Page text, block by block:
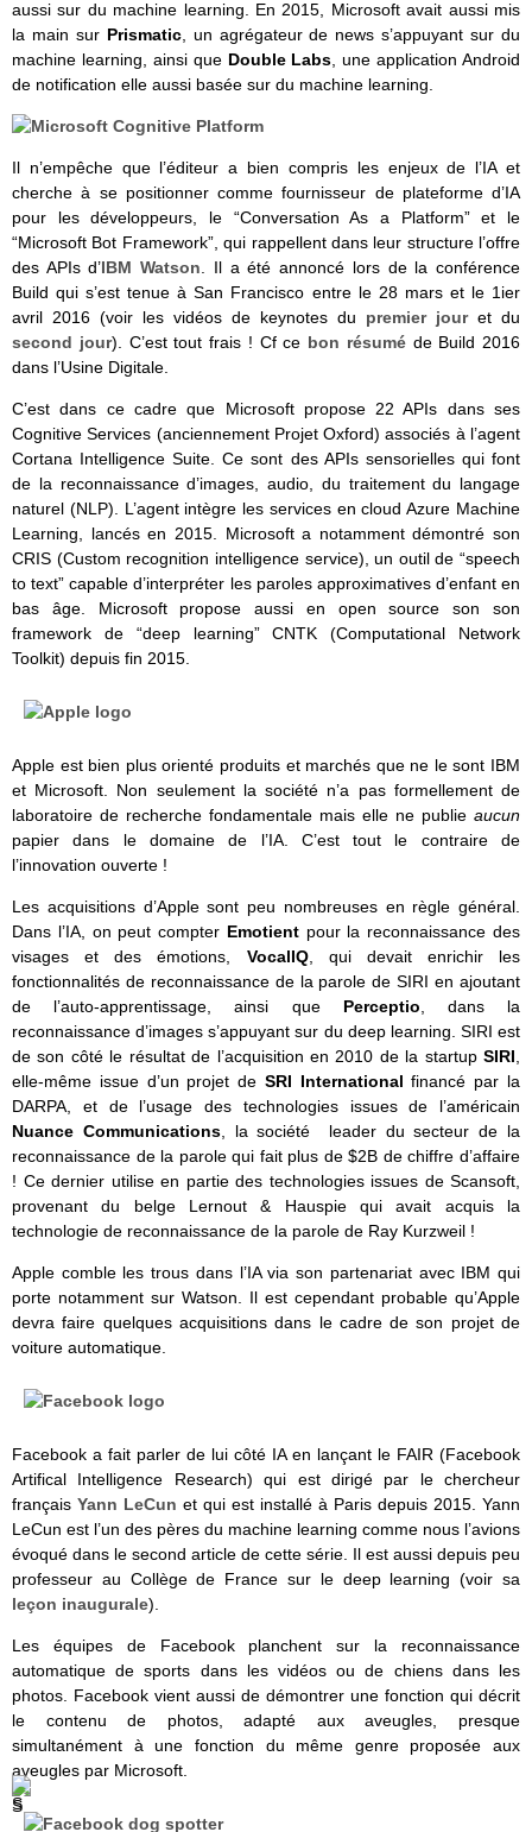
aussi sur du machine learning. En 2015, Microsoft avait aussi mis
la main sur Prismatic, un agrégateur de news s’appuyant sur du
machine learning, ainsi que Double Labs , une application Android
de notification elle aussi basée sur du machine learning.
Il n’empêche que l’éditeur a bien compris les enjeux de l’IA et
cherche à se positionner comme fournisseur de plateforme d’IA
pour les développeurs, le “Conversation As a Platform” et le
“Microsoft Bot Framework”, qui rappellent dans leur structure l’offre
des APIs d’IBM Watson . Il a été annoncé lors de la conférence
Build qui s’est tenue à San Francisco entre le 28 mars et le 1ier
avril 2016 (voir les vidéos de keynotes du premier jouret du
second jour). C’est tout frais ! Cf ce bon résuméde Build 2016
dans l’Usine Digitale.
C’est dans ce cadre que Microsoft propose 22 APIs dans ses
Cognitive Services (anciennement Projet Oxford) associés à l’agent
Cortana Intelligence Suite. Ce sont des APIs sensorielles qui font
de la reconnaissance d’images, audio, du traitement du langage
naturel (NLP). L’agent intègre les services en cloud Azure Machine
Learning, lancés en 2015. Microsoft a notamment démontré son
CRIS (Custom recognition intelligence service), un outil de “speech
to text” capable d’interpréter les paroles approximatives d’enfant en
bas âge. Microsoft propose aussi en open source son son
framework de “deep learning” CNTK (Computational Network
Toolkit) depuis fin 2015.
Apple est bien plus orienté produits et marchés que ne le sont IBM
et Microsoft. Non seulement la société n’a pas formellement de
laboratoire de recherche fondamentale mais elle ne publie aucun
papier dans le domaine de l’IA. C’est tout le contraire de
l’innovation ouverte !
Les acquisitions d’Apple sont peu nombreuses en règle général.
Dans l’IA, on peut compter Emotient pour la reconnaissance des
visages et des émotions, VocalIQ, qui devait enrichir les
fonctionnalités de reconnaissance de la parole de SIRI en ajoutant
de l’auto-apprentissage, ainsi que Perceptio , dans la
reconnaissance d’images s’appuyant sur du deep learning. SIRI est
de son côté le résultat de l’acquisition en 2010 de la startup SIRI
elle-même issue d’un projet de SRI International financé par la
DARPA, et de l’usage des technologies issues de l’américain
Nuance Communications, la société leader du secteur de la
reconnaissance de la parole qui fait plus de $2B de chiffre d’affaire
! Ce dernier utilise en partie des technologies issues de Scansoft,
provenant du belge Lernout & Hauspie qui avait acquis la
technologie de reconnaissance de la parole de Ray Kurzweil !
Apple comble les trous dans l’IA via son partenariat avec IBM qui
porte notamment sur Watson. Il est cependant probable qu’Apple
devra faire quelques acquisitions dans le cadre de son projet de
voiture automatique.
Facebook a fait parler de lui côté IA en lançant le FAIR (Facebook
Artifical Intelligence Research) qui est dirigé par le chercheur
français Yann LeCun et qui est installé à Paris depuis 2015. Yann
LeCun est l’un des pères du machine learning comme nous l’avions
évoqué dans le second article de cette série. Il est aussi depuis peu
professeur au Collège de France sur le deep learning (voir sa
leçon inaugurale).
Les équipes de Facebook planchent sur la reconnaissance
automatique de sports dans les vidéos ou de chiens dans les
photos. Facebook vient aussi de démontrer une fonction qui décrit
le contenu de photos, adapté aux aveugles, presque
simultanément à une fonction du même genre proposée aux
aveugles par Microsoft.